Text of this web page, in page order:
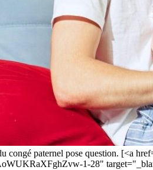
congé paternel pose question. [<a
1-28"